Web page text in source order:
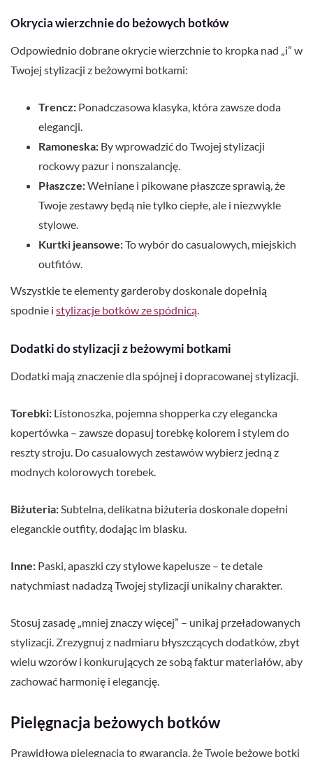
Okrycia wierzchnie do beżowych botków
Odpowiednio dobrane okrycie wierzchnie to kropka nad „i” w
Twojej stylizacji z beżowymi botkami:
Trencz: Ponadczasowa klasyka, która zawsze doda
elegancji.
Ramoneska: By wprowadzić do Twojej stylizacji
rockowy pazur i nonszalancję.
Płaszcze:Wełniane i pikowane płaszcze sprawią, że
Twoje zestawy będą nie tylko ciepłe, ale i niezwykle
stylowe.
Kurtki jeansowe:To wybór do casualowych, miejskich
outfitów.
Wszystkie te elementy garderoby doskonale dopełnią
spodnie i stylizacje botków ze spódnicą.
Dodatki do stylizacji z beżowymi botkami
Dodatki mają znaczenie dla spójnej i dopracowanej stylizacji.
Torebki: Listonoszka, pojemna shopperka czy elegancka
kopertówka – zawsze dopasuj torebkę kolorem i stylem do
reszty stroju. Do casualowych zestawów wybierz jedną z
modnych kolorowych torebek.
Biżuteria:Subtelna, delikatna biżuteria doskonale dopełni
eleganckie outfity, dodając im blasku.
Inne: Paski, apaszki czy stylowe kapelusze – te detale
natychmiast nadadzą Twojej stylizacji unikalny charakter.
Stosuj zasadę „mniej znaczy więcej” – unikaj przeładowanych
stylizacji. Zrezygnuj z nadmiaru błyszczących dodatków, zbyt
wielu wzorów i konkurujących ze sobą faktur materiałów, aby
zachować harmonię i elegancję.
Pielęgnacja beżowych botków
Prawidłowa pielęgnacja to gwarancja, że Twoje beżowe botki